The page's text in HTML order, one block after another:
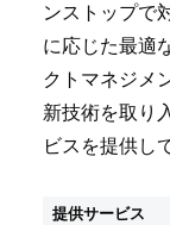
ンストップで
に応じた最適
クトマネジメ
新技術を取り
ビスを提供し
提供サービス